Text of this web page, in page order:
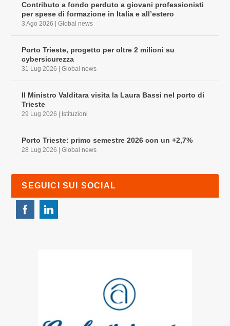
Contributo a fondo perduto a giovani professionisti
per spese di formazione in Italia e all’estero
3 Ago 2026 |Global news
Porto Trieste, progetto per oltre 2 milioni su
cybersicurezza
31 Lug 2026 |Global news
Il Ministro Valditara visita la Laura Bassi nel porto di
Trieste
29 Lug 2026 Istituzioni
Porto Trieste: primo semestre 2026 con un +2,7%
28 Lug 2026 |Global news
SEGUICI SUI SOCIAL